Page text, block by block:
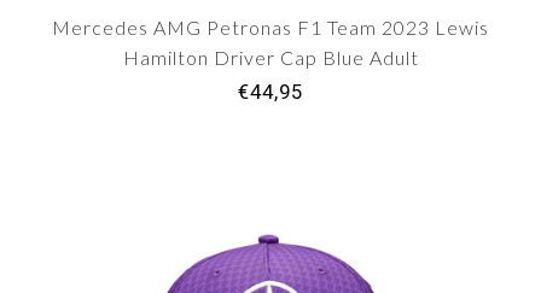
Mercedes AMG Petronas F1 Team 2023 Lewis
Hamilton Driver Cap Blue Adult
€44,95